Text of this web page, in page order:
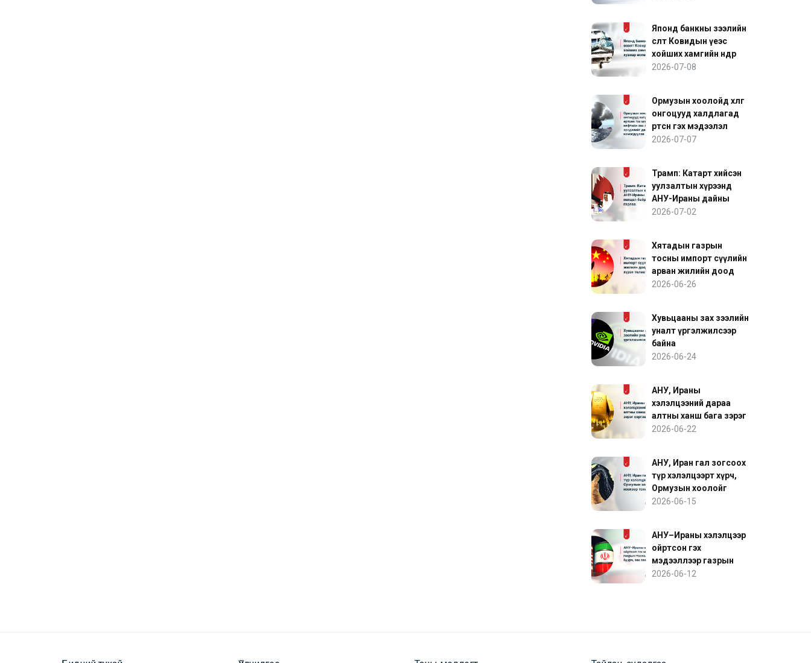
Японд банкны зээлийн
өсөлт Ковидын үеэс
хойших хамгийн өндөр
хувиар өслөө
2026-07-08
Ормузын хоолойд хөлөг
онгоцууд халдлагад
өртсөн гэх мэдээлэл
нефтийн зах зээлийн
2026-07-07
Трамп: Катарт хийсэн
уулзалтын хүрээнд
АНУ-Ираны дайны
нөхцөл байдалд ахиц
2026-07-02
Хятадын газрын
тосны импорт сүүлийн
арван жилийн доод
түвшинд хүрэх төлөвтэй
2026-06-26
Хувьцааны зах зээлийн
уналт үргэлжилсээр
байна
2026-06-24
АНУ, Ираны
хэлэлцээний дараа
алтны ханш бага зэрэг
сэргэв
2026-06-22
АНУ, Иран гал зогсоох
түр хэлэлцээрт хүрч,
Ормузын хоолойг
нээхээр тохиролцов
2026-06-15
АНУ–Ираны хэлэлцээр
ойртсон гэх
мэдээллээр газрын
тосны үнэ буурч, зах
2026-06-12